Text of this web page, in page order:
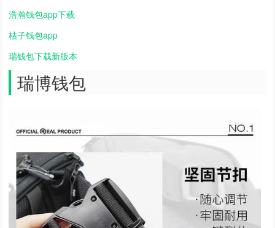
浩瀚钱包app下载
桔子钱包app
瑞钱包下载新版本
瑞博钱包